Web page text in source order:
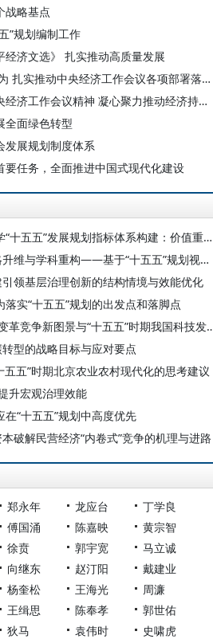
战略基点
”规划编制工作
济文选》 扎实推动高质量发展
郑栅洁：干字当头 奋发有为 扎实推动中央经济工作会议各项部署落到实处
郑栅洁：深入学习贯彻中央经济工作会议精神 凝心聚力推动经济持续回升向好
全面绿色转型
发展规划制度体系
要任务，全面推进中国式现代化建设
崔硼 王冬波：“双一流”大学“十五五”发展规划指标体系构建：价值重构与实践路径
崔硼：“双一流”高校的战略升维与学科重构——基于“十五五”规划视角的系统性思考
领基层治理创新的结构情境与效能优化
实“十五五”规划的出发点和落脚点
刘中伟 邰瀚征：全球科技变革
型的战略目标与应对要点
五”时期北京农业农村现代化的思考建议
升宏观治理效能
“十五五”规划中高度优先
破解民营经济“内卷式”竞争的机理与进路
郑永年 龙应台
丁学良
傅国涌 陈嘉映
黄宗智
徐贲 郭宇宽
马立诚
向继东 赵汀阳
戴建业
杨奎松 王海光
周濂
王缉思 陈奉孝
郭世佑
狄马 袁伟时 史啸虎